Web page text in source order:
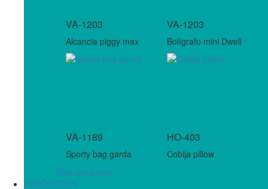
VA-1203
Alcancia piggy max
VA-1203
Bolígrafo mini Dwell
VA-1189
Sporty bag garda
HO-403
Cobija pillow
Más productos
PRODUCTOS